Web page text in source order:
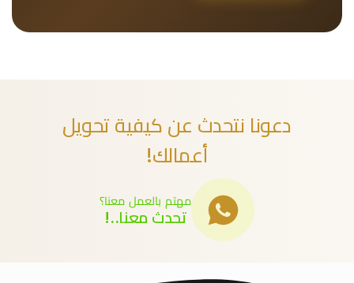
دعونا نتحدث عن كيفية تحويل
أعمالك!
مهتم بالعمل معنا؟
تحدث معنا..!